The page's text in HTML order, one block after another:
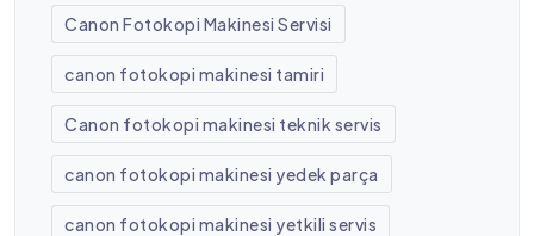
Canon Fotokopi Makinesi Servisi
canon fotokopi makinesi tamiri
Canon fotokopi makinesi teknik servis
canon fotokopi makinesi yedek parça
canon fotokopi makinesi yetkili servis